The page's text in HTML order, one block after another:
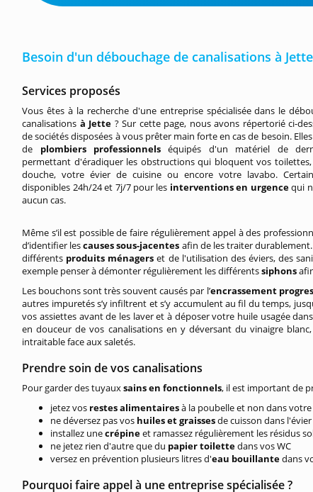
Besoin d'un débouchage de canalisations à
Services proposés
Vous êtes à la recherche d'une entreprise spécialisée dans le
canalisations à Jette ? Sur cette page, nous avons répertorié ci-
de sociétés disposées à vous prêter main forte en cas de besoin.
de plombiers professionnels équipés d'un matériel de
permettant d'éradiquer les obstructions qui bloquent vos
douche, votre évier de cuisine ou encore votre lavabo.
disponibles 24h/24 et 7j/7 pour les interventions en urgencequi
aucun cas.
Même s’il est possible de faire régulièrement appel à des
d’identifier lescauses sous-jacentes afin de les traiter
différents produits ménagers et de l'utilisation des éviers, des
exemple penser à démonter régulièrement les différentssiphons
Les bouchons sont très souvent causés par l’encrassement
autres impuretés s’y infiltrent et s’y accumulent au fil du temps,
vos assiettes avant de les laver et à déposer votre huile usagée
en douceur de vos canalisations en y déversant du vinaigre
intraitable face aux saletés.
Prendre soin de vos canalisations
Pour garder des tuyauxsains en fonctionnels, il est important de
jetez vos restes alimentairesà la poubelle et non dans
ne déversez pas vos huiles et graissesde cuisson dans l'évier
installez unecrépineet ramassez régulièrement les résidus
ne jetez rien d'autre que du papier toilettedans vos WC
versez en prévention plusieurs litres d'eau bouillantedans
Pourquoi faire appel à une entreprise spécialisée ?